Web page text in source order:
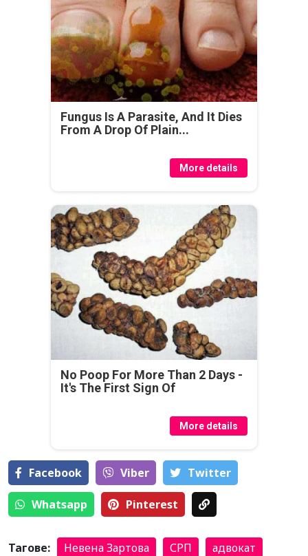
Fungus Is A Parasite, And It Dies
From A Drop Of Plain...
More details
No Poop For More Than 2 Days -
It's The First Sign Of
More details
Facebook Viber Тwitter
Whatsapp Pinterest
Тагове: Невена Зартова СРП
адвокат